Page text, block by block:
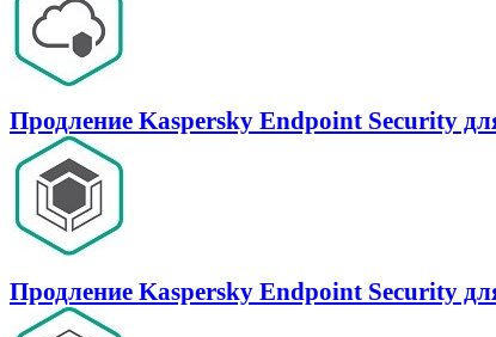
Продление Kaspersky Endpoint Security
Продление Kaspersky Endpoint Security